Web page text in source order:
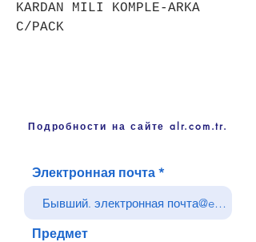
KARDAN MILI KOMPLE-ARKA
C/PACK
Подробности на сайте alr.com.tr.
Электронная почта
Предмет